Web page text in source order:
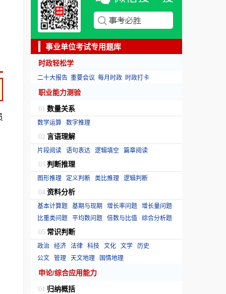
事业单位考试专用题库
时政轻松学
二十大报告 重要会议 每月时政 时政打卡
职业能力测验
01 数量关系
数学运算 数字推理
02 言语理解
片段阅读 语句表达 逻辑填空 篇章阅读
03 判断推理
图形推理 定义判断 类比推理 逻辑判断
04 资料分析
基本计算题 基期与现期 增长率问题 增长量问题
比重类问题 平均数问题 倍数与比值 综合分析题
05 常识判断
政治 经济 法律 科技 文化 文学 历史
公文 管理 天文地理 国情地理
申论/综合应用能力
01 归纳概括